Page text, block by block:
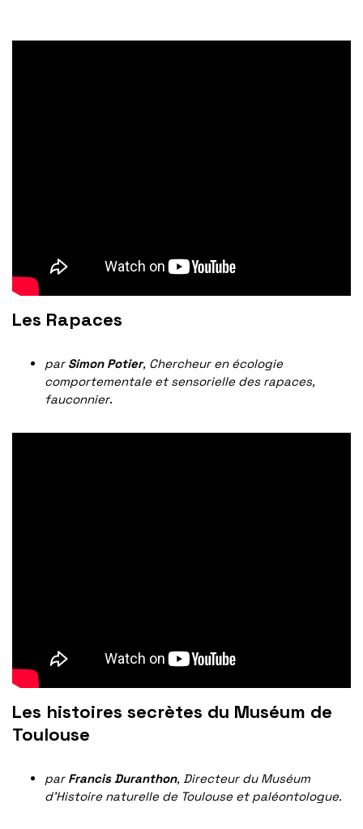
Les Rapaces
par Simon Potier, Chercheur en écologie
comportementale et sensorielle des rapaces,
fauconnier.
Les histoires secrètes du Muséum de
Toulouse
par Francis Duranthon, Directeur du Muséum
d’Histoire naturelle de Toulouse et paléontologue.